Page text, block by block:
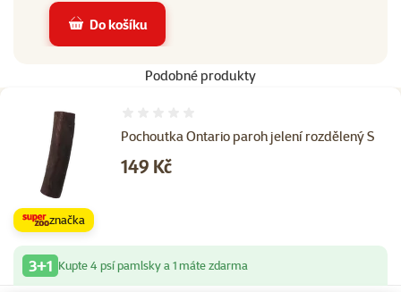
Do košíku
Podobné produkty
Pochoutka Ontario paroh jelení rozdělený S
Cena
149 Kč
značka
3+1 Kupte 4 psí pamlsky a 1 máte zdarma